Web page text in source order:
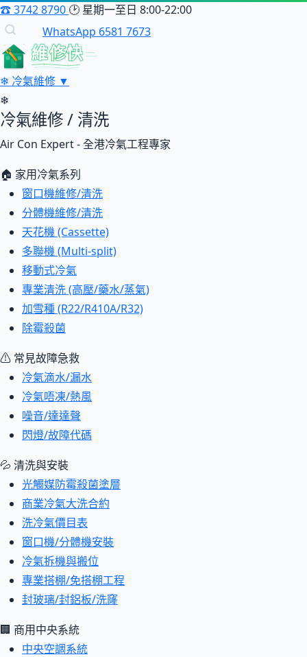
☎3742 8790 🕑 星期一至日 8:00-22:00
WhatsApp 6581 7673
維修快
❄ 冷氣維修 ▼
❄
冷氣維修 / 清洗
Air Con Expert - 全港冷氣工程專家
🏠 家用冷氣系列
窗口機維修/清洗
分體機維修/清洗
天花機 (Cassette)
多聯機 (Multi-split)
移動式冷氣
專業清洗 (高壓/藥水/蒸氣)
加雪種 (R22/R410A/R32)
除霉殺菌
⚠ 常見故障急救
冷氣滴水/漏水
冷氣唔凍/熱風
噪音/達達聲
閃燈/故障代碼
💦 清洗與安裝
光觸媒防霉殺菌塗層
商業冷氣大洗合約
洗冷氣價目表
窗口機/分體機安裝
冷氣拆機與搬位
專業搭棚/免搭棚工程
封玻璃/封鋁板/洗窿
🏢 商用中央系統
中央空調系統